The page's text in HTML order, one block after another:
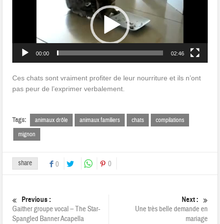
00:00 02:46
Ces chats sont vraiment profiter de leur nourriture et ils n’ont
pas peur de l’exprimer verbalement.
Tags: animaux drôle animaux familiers chats
compilations
mignon
share 0 0
Previous :
Gaither groupe vocal – The Star-
Spangled Banner Acapella
Next :
Une très belle demande en
mariage